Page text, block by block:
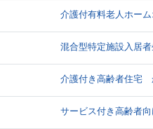
介護付有料老人ホー
混合型特定施設入居
介護付き高齢者住宅
サービス付き高齢者